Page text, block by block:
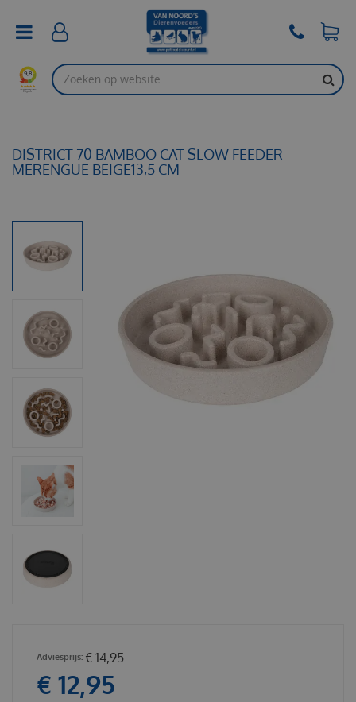
DISTRICT 70 BAMBOO CAT SLOW FEEDER
MERENGUE BEIGE13,5 CM
€ 14,95
€ 12,95